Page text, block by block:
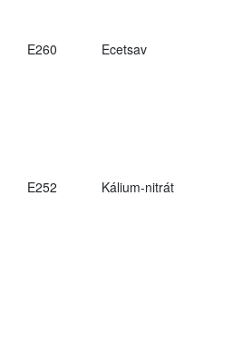
E260 Ecetsav
E252 Kálium-nitrát